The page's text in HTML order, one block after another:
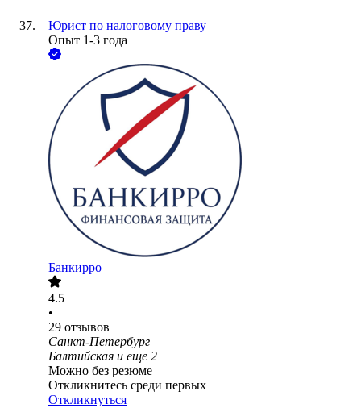
Юрист по налоговому праву
Опыт 1-3 года
Банкирро
4.5
•
29 отзывов
Санкт-Петербург
Балтийская и еще 2
Можно без резюме
Откликнитесь среди первых
Откликнуться